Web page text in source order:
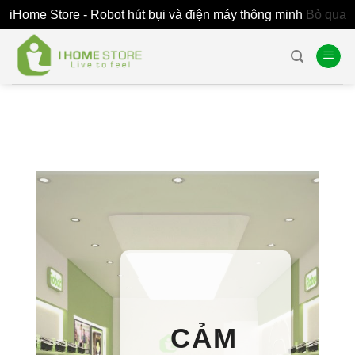
iHome Store - Robot hút bụi và điện máy thông minh Bỏ qua
content
CẢM